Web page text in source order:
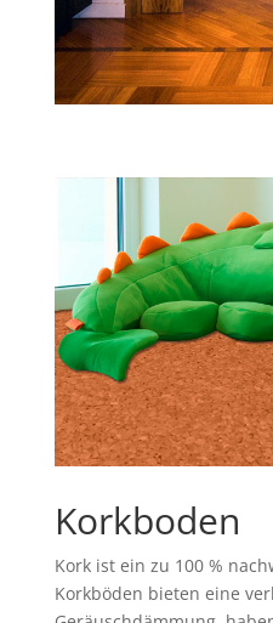
Korkboden
Kork ist ein zu 100 %
Korkböden bieten eine